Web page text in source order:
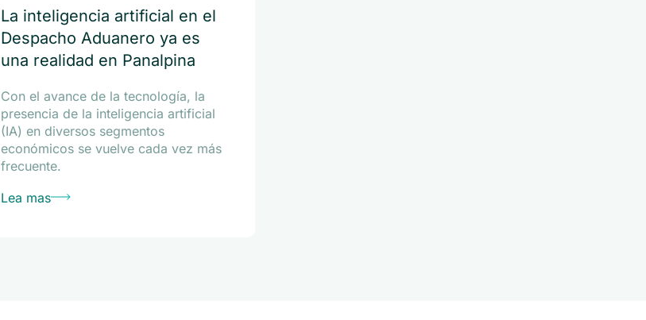
La inteligencia artificial en el
Despacho Aduanero ya es
una realidad en Panalpina
Con el avance de la tecnología, la
presencia de la inteligencia artificial
(IA) en diversos segmentos
económicos se vuelve cada vez más
frecuente.
Lea mas